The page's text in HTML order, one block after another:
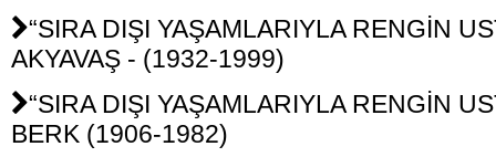
“SIRA DIŞI YAŞAMLARIYLA RENGİN
AKYAVAŞ - (1932-1999)
“SIRA DIŞI YAŞAMLARIYLA RENGİN
BERK (1906-1982)